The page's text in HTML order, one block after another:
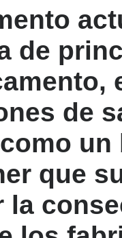
de
de
que
la